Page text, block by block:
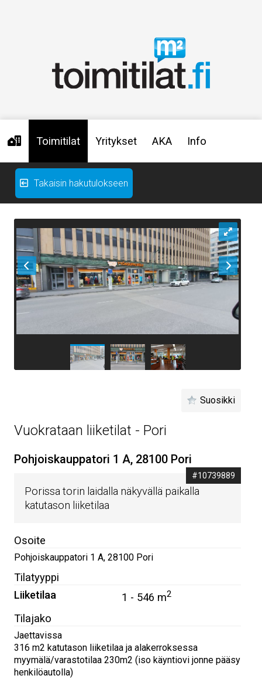
Toimitilat Yritykset AKA Info
Takaisin hakutulokseen
Suosikki
Vuokrataan liiketilat - Pori
Pohjoiskauppatori 1 A, 28100 Pori
#10739889
Porissa torin laidalla näkyvällä paikalla
katutason liiketilaa
Osoite
Pohjoiskauppatori 1 A, 28100 Pori
Tilatyyppi
Liiketilaa
1 - 546 m2
Tilajako
Jaettavissa
316 m2 katutason liiketilaa ja alakerroksessa
myymälä/varastotilaa 230m2 (iso käyntiovi jonne pääsy
henkilöautolla)